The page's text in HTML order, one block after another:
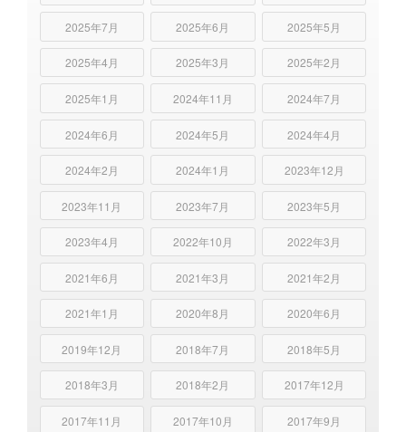
2025年7月 2025年6月 2025年5月
2025年4月 2025年3月 2025年2月
2025年1月 2024年11月 2024年7月
2024年6月 2024年5月 2024年4月
2024年2月 2024年1月 2023年12月
2023年11月 2023年7月 2023年5月
2023年4月 2022年10月 2022年3月
2021年6月 2021年3月 2021年2月
2021年1月 2020年8月 2020年6月
2019年12月 2018年7月 2018年5月
2018年3月 2018年2月 2017年12月
2017年11月 2017年10月 2017年9月